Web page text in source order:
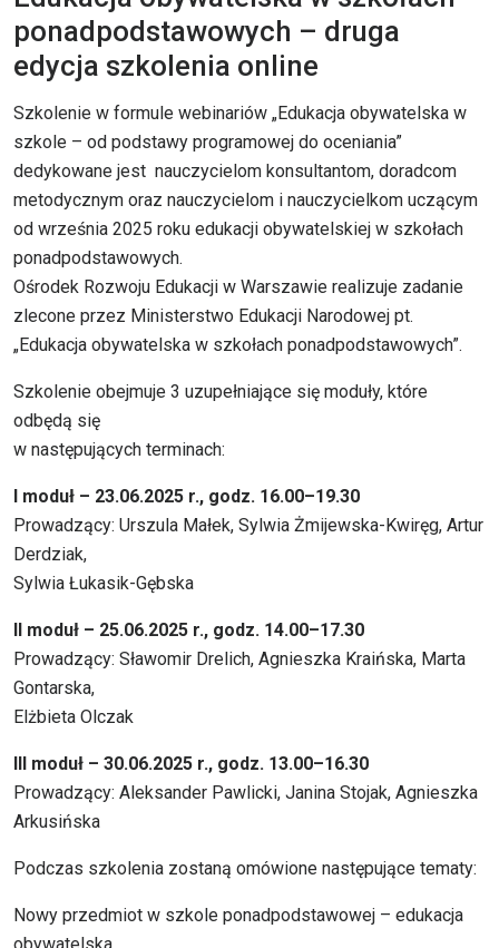
ponadpodstawowych – druga
edycja szkolenia online
Szkolenie w formule webinariów „Edukacja obywatelska w
szkole – od podstawy programowej do oceniania”
dedykowane jest nauczycielom konsultantom, doradcom
metodycznym oraz nauczycielom i nauczycielkom uczącym
od września 2025 roku edukacji obywatelskiej w szkołach
ponadpodstawowych.
Ośrodek Rozwoju Edukacji w Warszawie realizuje zadanie
zlecone przez Ministerstwo Edukacji Narodowej pt.
„Edukacja obywatelska w szkołach ponadpodstawowych”.
Szkolenie obejmuje 3 uzupełniające się moduły, które
odbędą się
w następujących terminach:
I moduł – 23.06.2025 r., godz. 16.00–19.30
Prowadzący: Urszula Małek, Sylwia Żmijewska-Kwiręg, Artur
Derdziak,
Sylwia Łukasik-Gębska
II moduł – 25.06.2025 r., godz. 14.00–17.30
Prowadzący: Sławomir Drelich, Agnieszka Kraińska, Marta
Gontarska,
Elżbieta Olczak
III moduł – 30.06.2025 r., godz. 13.00–16.30
Prowadzący: Aleksander Pawlicki, Janina Stojak, Agnieszka
Arkusińska
Podczas szkolenia zostaną omówione następujące tematy:
Nowy przedmiot w szkole ponadpodstawowej – edukacja